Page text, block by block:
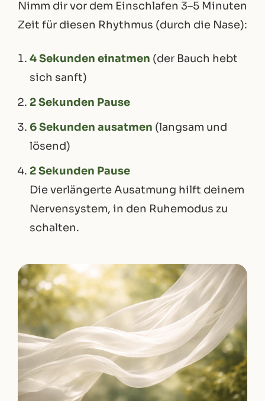
Nimm dir vor dem Einschlafen 3–5 Minuten
Zeit für diesen Rhythmus (durch die Nase):
4 Sekunden einatmen (der Bauch hebt
sich sanft)
2 Sekunden Pause
6 Sekunden ausatmen (langsam und
lösend)
2 Sekunden Pause
Die verlängerte Ausatmung hilft deinem
Nervensystem, in den Ruhemodus zu
schalten.